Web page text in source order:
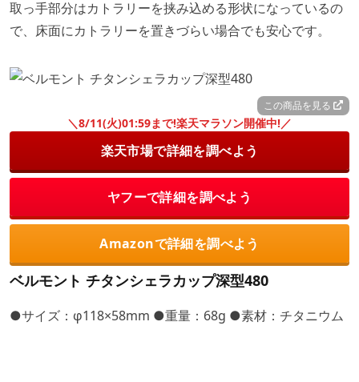
取っ手部分はカトラリーを挟み込める形状になっているの
で、床面にカトラリーを置きづらい場合でも安心です。
この商品を見る
＼8/11(火)01:59まで!楽天マラソン開催中!／
楽天市場で詳細を調べよう
ヤフーで詳細を調べよう
Amazonで詳細を調べよう
ベルモント チタンシェラカップ深型480
●サイズ：φ118×58mm ●重量：68g ●素材：チタニウム